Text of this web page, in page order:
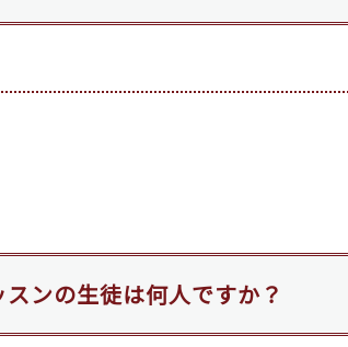
ンの生徒は何人ですか？